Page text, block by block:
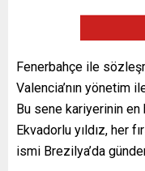
Fenerbahçe ile
Valencia’nın yönetim
Bu sene kariyerinin en
Ekvadorlu yıldız, her
ismi Brezilya’da